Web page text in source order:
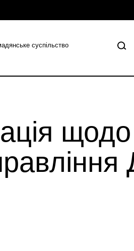
суспільство
щодо